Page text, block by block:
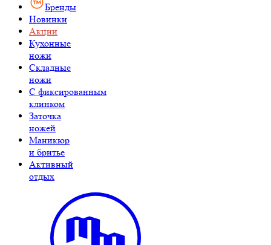
Бренды
Новинки
Акции
Кухонные
ножи
Складные
ножи
C фиксированным
клинком
Заточка
ножей
Маникюр
и бритье
Активный
отдых